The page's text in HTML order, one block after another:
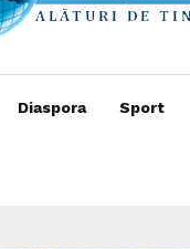
Diaspora Sport